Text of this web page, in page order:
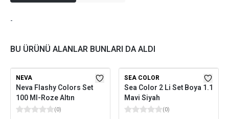
-
BU ÜRÜNÜ ALANLAR BUNLARI DA ALDI
NEVA
Neva Flashy Colors Set
100 Ml-Roze Altın
(0)
SEA COLOR
Sea Color 2 Li Set Boya 1.1
Mavi Siyah
(0)